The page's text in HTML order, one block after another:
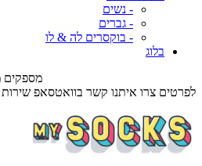
- נשים
- גברים
- בוקסרים לה & לו
בלוג
מספקים מתנות
לפרטים צרו איתנו קשר בוואטסאפ שירות